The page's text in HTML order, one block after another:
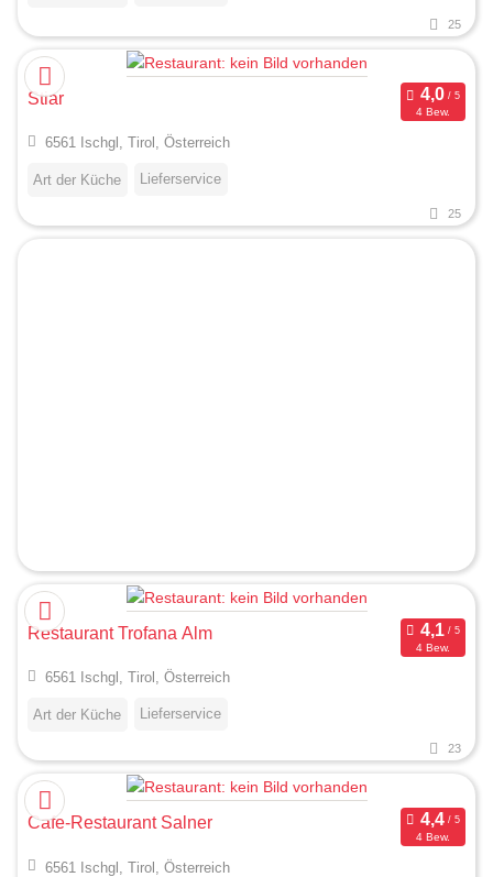
25
Stiar
4 Bew.
6561 Ischgl, Tirol, Österreich
Art der Küche Lieferservice
25
Restaurant Trofana Alm
4 Bew.
6561 Ischgl, Tirol, Österreich
Art der Küche Lieferservice
23
Cafe-Restaurant Salner
4 Bew.
6561 Ischgl, Tirol, Österreich